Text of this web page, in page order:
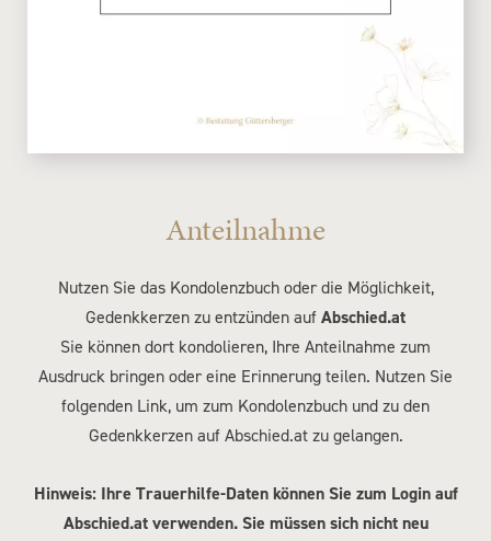
Anteilnahme
Nutzen Sie das Kondolenzbuch oder die Möglichkeit,
Gedenkkerzen zu entzünden auf Abschied.at
Sie können dort kondolieren, Ihre Anteilnahme zum
Ausdruck bringen oder eine Erinnerung teilen. Nutzen Sie
folgenden Link, um zum Kondolenzbuch und zu den
Gedenkkerzen auf Abschied.at zu gelangen.
Hinweis: Ihre Trauerhilfe-Daten können Sie zum Login auf
Abschied.at verwenden. Sie müssen sich nicht neu